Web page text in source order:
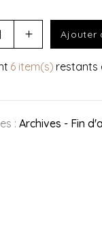
Ajouter
6 item(s) restants
:Archives - Fin